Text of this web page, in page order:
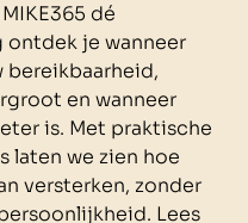
dé
ontdek je wanneer
bereikbaarheid,
en wanneer
is. Met praktische
laten we zien hoe
versterken, zonder
Lees